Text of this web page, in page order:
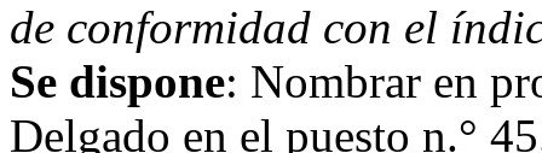
de conformidad con el
Se dispone: Nombrar en
Delgado en el puesto n.°